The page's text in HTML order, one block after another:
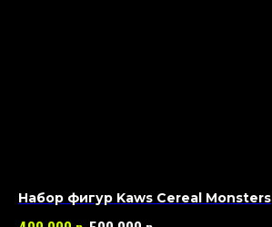
Набор фигур Kaws Cereal Monsters